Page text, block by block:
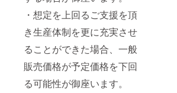
・想定を上回るご支援を頂
き生産体制を更に充実させ
ることができた場合、一般
販売価格が予定価格を下回
る可能性が御座います。